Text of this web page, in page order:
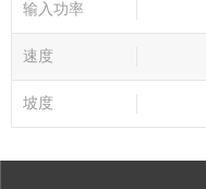
输入功率
速度
坡度